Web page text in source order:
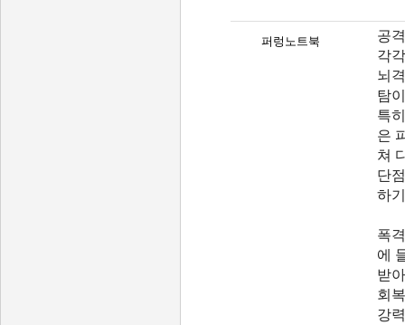
퍼렁노트북
공
각
뇌
탐
특
은
쳐
단
하
폭
에
받
회
강